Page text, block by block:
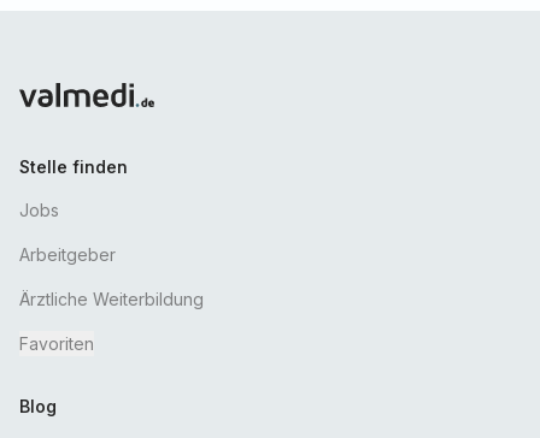
Stelle finden
Jobs
Arbeitgeber
Ärztliche Weiterbildung
Favoriten
Blog